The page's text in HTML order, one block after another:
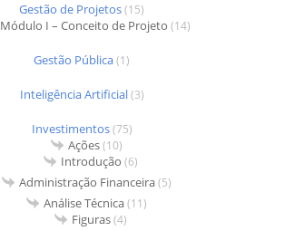
Gestão de Projetos(15)
Módulo I – Conceito de Projeto (14)
Gestão Pública(1)
Inteligência Artificial(3)
Investimentos(75)
Ações(10)
Introdução (6)
Administração Financeira(5)
Análise Técnica(11)
Figuras(4)